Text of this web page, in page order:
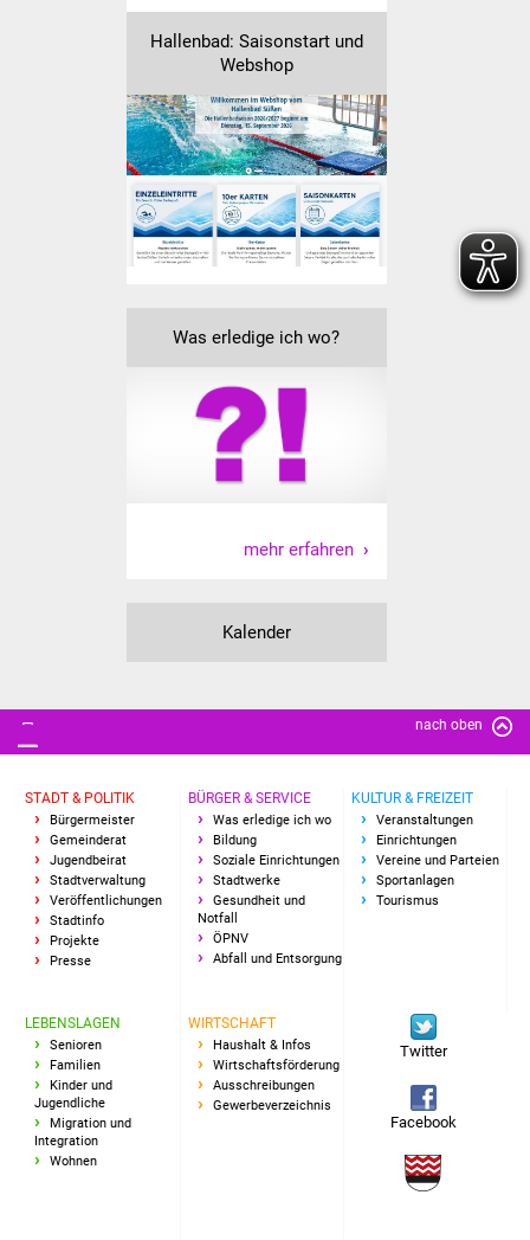
Abfall und Entsorgung
Kultur & Freizeit
Veranstaltungen
Stadtfest
Hallenbad
Stadtbücherei
Bürgerhaus
Selbsteintrag Vereine
Beirat Süßener Vereine
Sportanlagen
Tourismus
Schwäbischer Albtrauf
Route der
Industriekultur
Hallenbad: Saisonstart und
Webshop
Was erledige ich wo?
mehr erfahren
Kalender
nach oben
STADT & POLITIK
Bürgermeister
Gemeinderat
Jugendbeirat
Stadtverwaltung
Veröffentlichungen
Stadtinfo
Projekte
Presse
BÜRGER & SERVICE
Was erledige ich wo
Bildung
Soziale Einrichtungen
Stadtwerke
Gesundheit und
Notfall
ÖPNV
Abfall und Entsorgung
KULTUR & FREIZEIT
Veranstaltungen
Einrichtungen
Vereine und Parteien
Sportanlagen
Tourismus
LEBENSLAGEN
Senioren
Familien
Kinder und
Jugendliche
Migration und
Integration
Wohnen
WIRTSCHAFT
Haushalt & Infos
Wirtschaftsförderung
Ausschreibungen
Gewerbeverzeichnis
Twitter
Facebook